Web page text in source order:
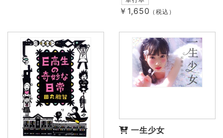
￥1,650 （税込）
一生少女